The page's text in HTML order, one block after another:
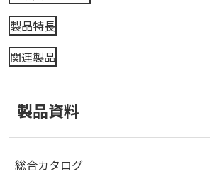
製品特長
関連製品
製品資料
総合カタログ